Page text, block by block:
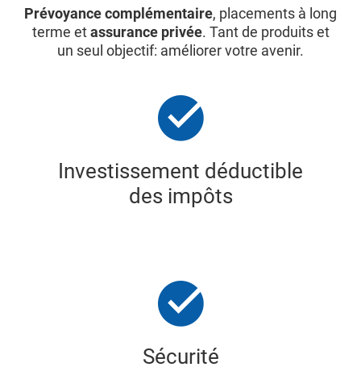
Prévoyance complémentaire, placements à long
terme etassurance privée. Tant de produits et
un seul objectif: améliorer votre avenir.
Investissement déductible
des impôts
Sécurité